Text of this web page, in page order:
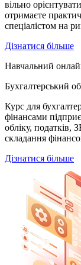
вільно
отримаєте
спеціалістом на
Дізнатися більше
Навчальний
Бухгалтерський
Курс для
фінансами
обліку, податків,
складання
Дізнатися більше